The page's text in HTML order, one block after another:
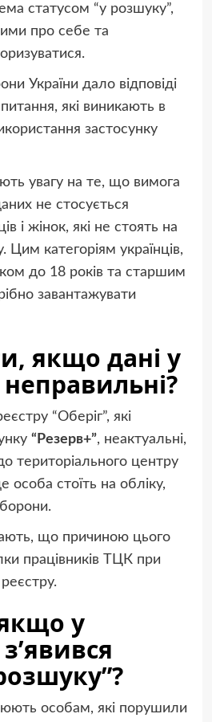
статусом “у розшуку”,
про себе та
України дало відповіді
які виникають в
застосунку
увагу на те, що вимога
не стосується
і жінок, які не стоять на
Цим категоріям українців,
до 18 років та старшим
завантажувати
якщо дані у
неправильні?
“Оберіг”, які
“Резерв+”, неактуальні,
територіального центру
особа стоїть на обліку,
що причиною цього
працівників ТЦК при
у
особам, які порушили